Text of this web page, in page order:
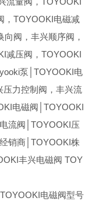
，TOYOOKI电磁减
阀，丰兴顺序阀，
减压阀，TOYOOKI
泵│TOYOOKI电
压力控制阀，丰兴流
电磁阀│TOYOOKI
流阀│TOYOOKI压
销商│TOYOOKI株
丰兴电磁阀 TOY
电磁阀型号